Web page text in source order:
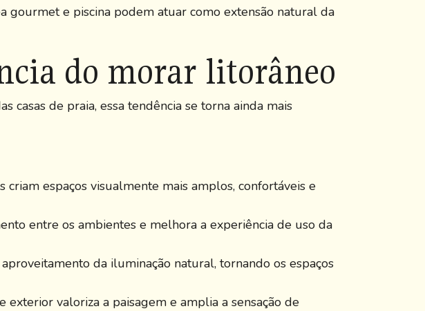
gourmet e piscina podem atuar como extensão natural da
do morar litorâneo
casas de praia, essa tendência se torna ainda mais
espaços visualmente mais amplos, confortáveis e
entre os ambientes e melhora a experiência de uso da
da iluminação natural, tornando os espaços
valoriza a paisagem e amplia a sensação de